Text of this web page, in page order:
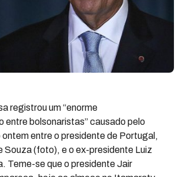
registrou um “enorme
entre bolsonaristas” causado pelo
entre o presidente de Portugal,
Souza (foto), e o ex-presidente Luiz
Teme-se que o presidente Jair